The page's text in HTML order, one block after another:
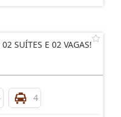
SUÍTES E 02 VAGAS!
4